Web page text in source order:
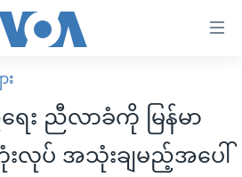
း
း ညီလာခံကို မြန်မာ
လုပ် အသုံးချမည့်အပေါ်